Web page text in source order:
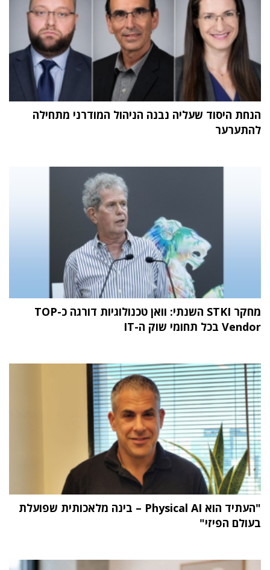
הנחת היסוד שעליה נבנה הניהול המודרני מתחילה
להתערער
מחקר STKI השנתי: וואן טכנולוגיות דורגה כ-TOP
Vendor בכל תחומי שוק ה-IT
"העתיד הוא Physical AI – בינה מלאכותית שפועלת
בעולם הפיזי"